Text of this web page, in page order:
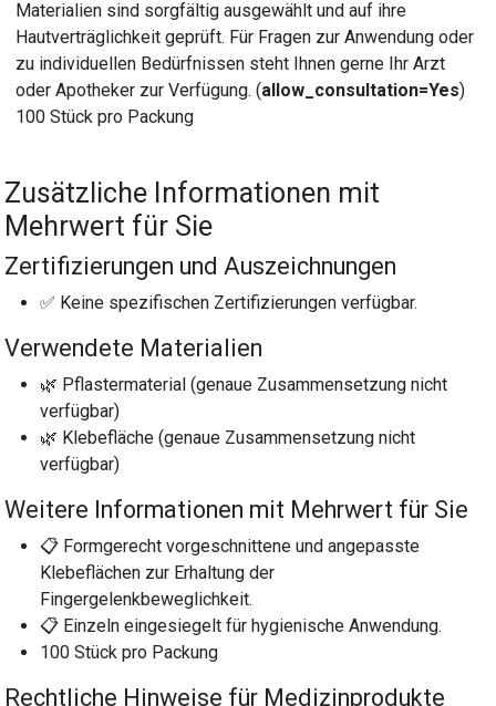
Materialien sind sorgfältig ausgewählt und auf ihre
Hautverträglichkeit geprüft. Für Fragen zur Anwendung oder
zu individuellen Bedürfnissen steht Ihnen gerne Ihr Arzt
oder Apotheker zur Verfügung. (allow_consultation=Yes)
100 Stück pro Packung
Zusätzliche Informationen mit
Mehrwert für Sie
Zertifizierungen und Auszeichnungen
✅ Keine spezifischen Zertifizierungen verfügbar.
Verwendete Materialien
🌿 Pflastermaterial (genaue Zusammensetzung nicht
verfügbar)
🌿 Klebefläche (genaue Zusammensetzung nicht
verfügbar)
Weitere Informationen mit Mehrwert für Sie
📋 Formgerecht vorgeschnittene und angepasste
Klebeflächen zur Erhaltung der
Fingergelenkbeweglichkeit.
📋 Einzeln eingesiegelt für hygienische Anwendung.
100 Stück pro Packung
Rechtliche Hinweise für Medizinprodukte